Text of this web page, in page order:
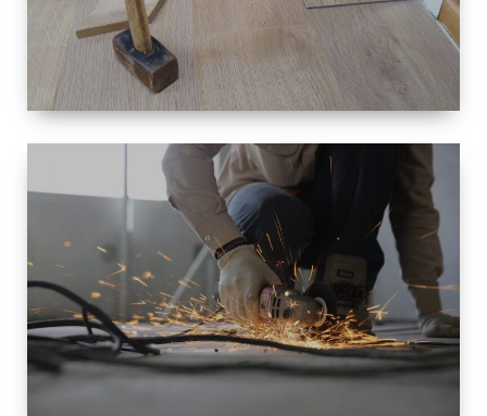
TAILLE
PETITE À
GRANDE
RÉNOVATION